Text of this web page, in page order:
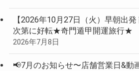
【2026年10月27日（火）早朝出発
次第に好転★奇門遁甲開運旅行★
2026年7月8日
📢7月のお知らせ〜店舗営業日&動